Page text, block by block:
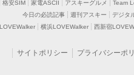
格安SIM 家電ASCII アスキーグルメ Team
今日の必読記事
週刊アスキー デジタ
横浜LOVEWalker 西新宿
サイトポリシー プライバシーポ